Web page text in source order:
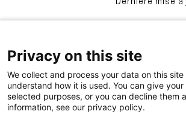
Dernière mise
Privacy on this site
We collect and process your data on this
understand how it is used. You can give
selected purposes, or you can decline them
information, see our privacy policy.